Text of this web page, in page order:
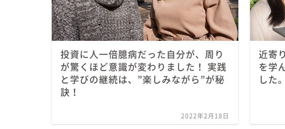
投資に人一倍臆病だった自分が、周り
が驚くほど意識が変わりました！ 実践
と学びの継続は、”楽しみながら”が秘
訣！
2022年2月18日
近寄
を学
した